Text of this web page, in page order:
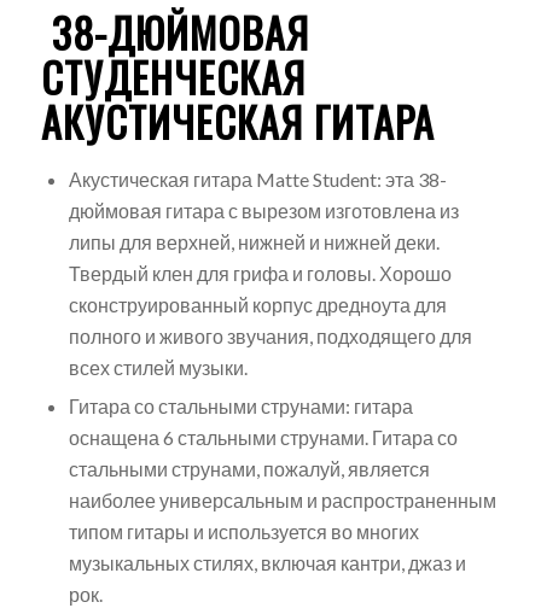
38-ДЮЙМОВАЯ
СТУДЕНЧЕСКАЯ
АКУСТИЧЕСКАЯ ГИТАРА
Акустическая гитара Matte Student: эта 38-
дюймовая гитара с вырезом изготовлена из
липы для верхней, нижней и нижней деки.
Твердый клен для грифа и головы. Хорошо
сконструированный корпус дредноута для
полного и живого звучания, подходящего для
всех стилей музыки.
Гитара со стальными струнами: гитара
оснащена 6 стальными струнами. Гитара со
стальными струнами, пожалуй, является
наиболее универсальным и распространенным
типом гитары и используется во многих
музыкальных стилях, включая кантри, джаз и
рок.